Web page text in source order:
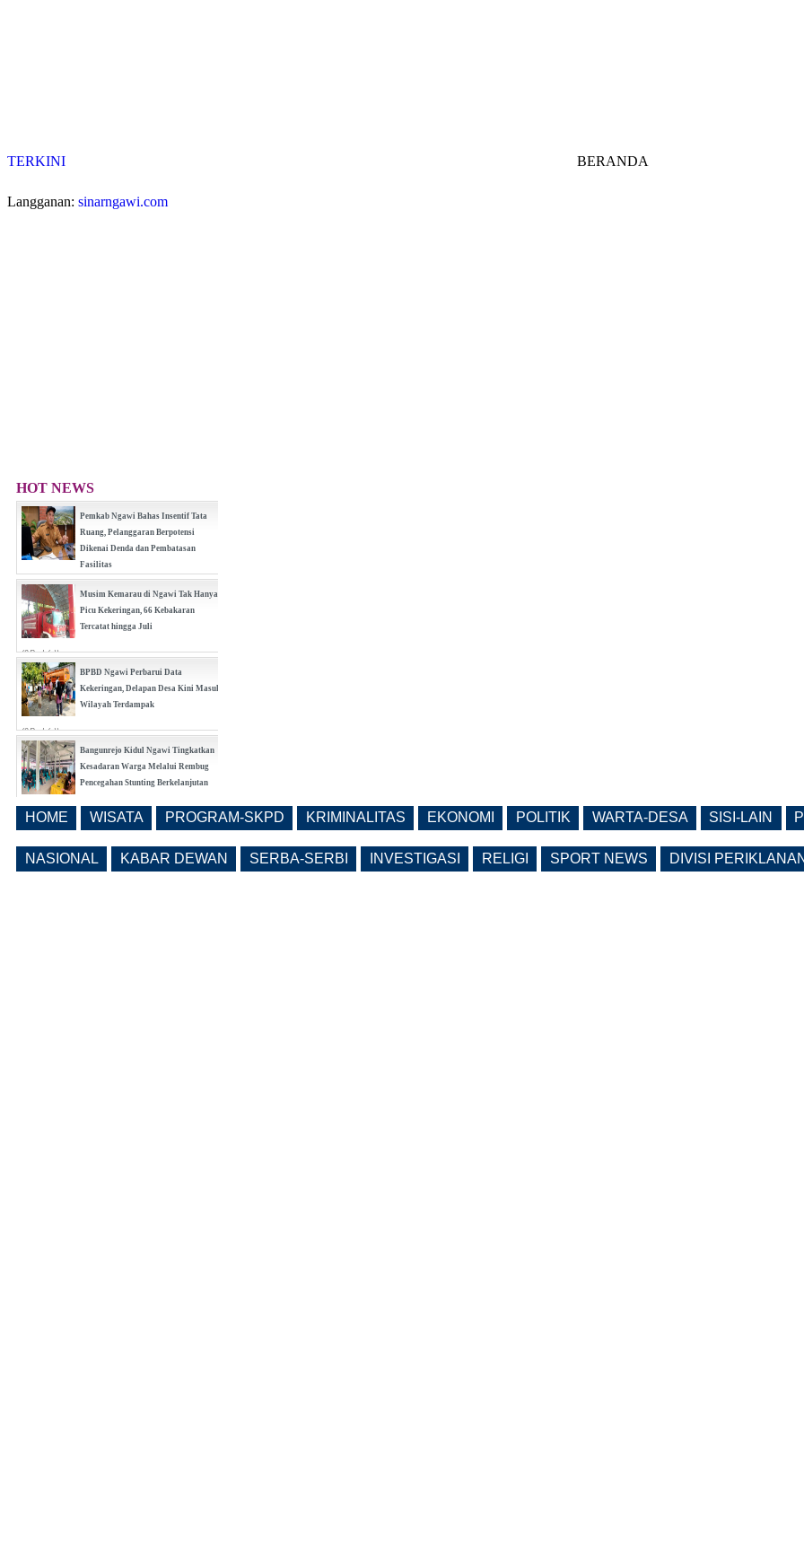
TERKINI BERANDA
Langganan: sinarngawi.com
HOT NEWS
Pemkab Ngawi Bahas Insentif Tata
Ruang, Pelanggaran Berpotensi
Dikenai Denda dan Pembatasan
Fasilitas
(0 Reply(s))
Musim Kemarau di Ngawi Tak Hanya
Picu Kekeringan, 66 Kebakaran
Tercatat hingga Juli
(0 Reply(s))
BPBD Ngawi Perbarui Data
Kekeringan, Delapan Desa Kini Masuk
Wilayah Terdampak
(0 Reply(s))
Bangunrejo Kidul Ngawi Tingkatkan
Kesadaran Warga Melalui Rembug
Pencegahan Stunting Berkelanjutan
Bupati
HOME WISATA PROGRAM-SKPD KRIMINALITAS EKONOMI POLITIK WARTA-DESA SISI-LAIN
NASIONAL KABAR DEWAN SERBA-SERBI INVESTIGASI RELIGI SPORT NEWS DIVISI